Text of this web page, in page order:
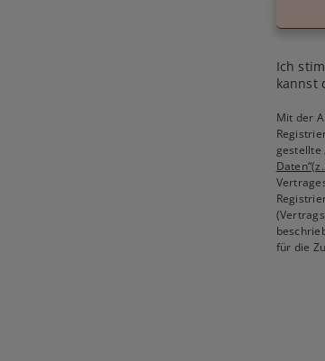
Ich
kannst
Mit der
gestellte
für die